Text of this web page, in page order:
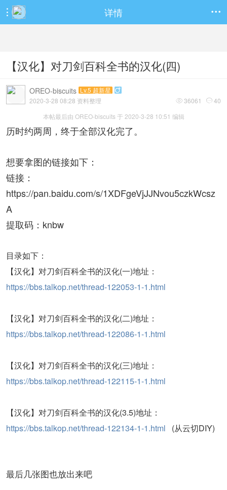
 详情 
【汉化】对刀剑百科全书的汉化(四)
OREO-biscuits Lv.5 超新星 
 36061  40
2020-3-28 08:28 资料整理
本帖最后由 OREO-biscuits 于 2020-3-28 10:51 编辑
历时约两周，终于全部汉化完了。
想要拿图的链接如下：
链接：
https://pan.baidu.com/s/1XDFgeVjJJNvou5czkWcsz
A
提取码：knbw
目录如下：
【汉化】对刀剑百科全书的汉化(一)地址：
https://bbs.talkop.net/thread-122053-1-1.html
【汉化】对刀剑百科全书的汉化(二)地址：
https://bbs.talkop.net/thread-122086-1-1.html
【汉化】对刀剑百科全书的汉化(三)地址：
https://bbs.talkop.net/thread-122115-1-1.html
【汉化】对刀剑百科全书的汉化(3.5)地址：
https://bbs.talkop.net/thread-122134-1-1.html (从云切DIY)
最后几张图也放出来吧